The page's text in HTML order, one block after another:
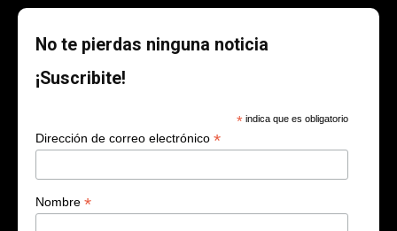
No te pierdas ninguna noticia
¡Suscribite!
* indica que es obligatorio
Dirección de correo electrónico *
Nombre *